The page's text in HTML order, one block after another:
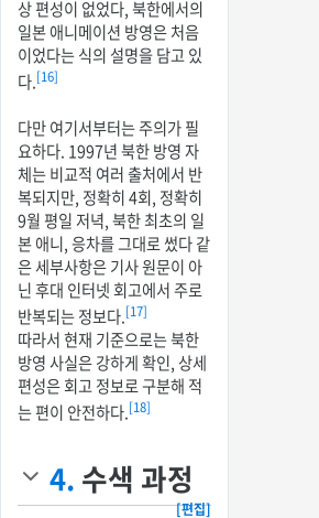
상 편성이 없었다, 북한에서의
일본 애니메이션 방영은 처음
이었다는 식의 설명을 담고 있
다.[16]
다만 여기서부터는 주의가 필
요하다. 1997년 북한 방영 자
체는 비교적 여러 출처에서 반
복되지만, 정확히 4회, 정확히
9월 평일 저녁, 북한 최초의 일
본 애니, 응차를 그대로 썼다 같
은 세부사항은 기사 원문이 아
닌 후대 인터넷 회고에서 주로
반복되는 정보다.[17]
따라서 현재 기준으로는 북한
방영 사실은 강하게 확인, 상세
편성은 회고 정보로 구분해 적
는 편이 안전하다.[18]
4. 수색 과정
[편집]